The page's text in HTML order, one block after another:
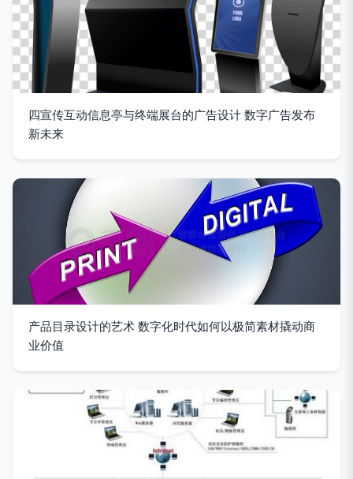
四宣传互动信息亭与终端展台的广告设计 数字广告发布
新未来
产品目录设计的艺术 数字化时代如何以极简素材撬动商
业价值